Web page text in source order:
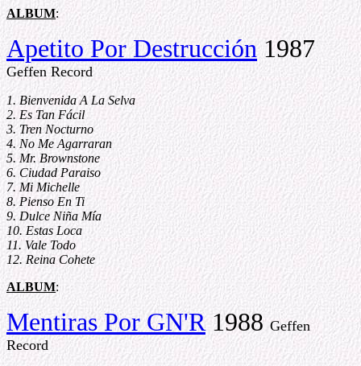
ALBUM:
Apetito Por Destrucción1987
Geffen Record
1. Bienvenida A La Selva
2. Es Tan Fácil
3. Tren Nocturno
4. No Me Agarraran
5. Mr. Brownstone
6. Ciudad Paraiso
7. Mi Michelle
8. Pienso En Ti
9. Dulce Niña Mía
10. Estas Loca
11. Vale Todo
12. Reina Cohete
ALBUM:
Mentiras Por GN'R1988Geffen
Record